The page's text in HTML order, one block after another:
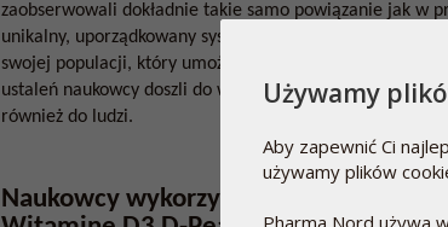
zaobserwowali dokładnie takie samo powiązanie jak w
unikalny, uporządkowany system kompleksowych
swojej populacji, który umożliwia dokonywanie takich
ustaleń naukowcy doszli do wniosku, że wyniki badań na
również do ludzi.
Naukowcy wykorzystują Bio-
Używamy
Aby zapewnić Ci
używamy plików
Pharma Nord używa